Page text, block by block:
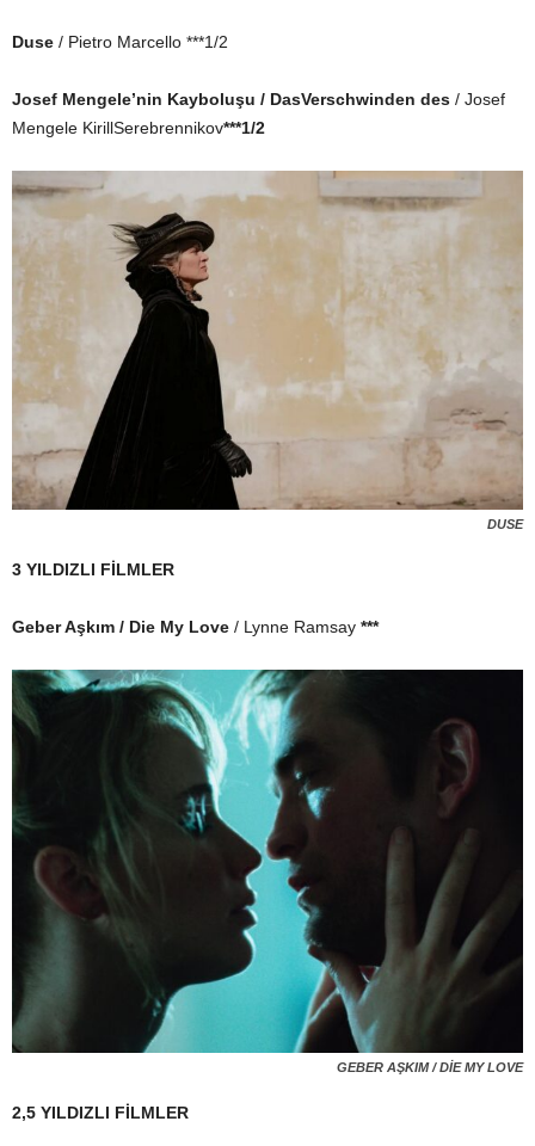
Duse / Pietro Marcello ***1/2
Josef Mengele’nin Kayboluşu / DasVerschwinden des / Josef
Mengele KirillSerebrennikov***1/2
DUSE
3 YILDIZLI FİLMLER
Geber Aşkım / Die My Love / Lynne Ramsay ***
GEBER AŞKIM / DİE MY LOVE
2,5 YILDIZLI FİLMLER